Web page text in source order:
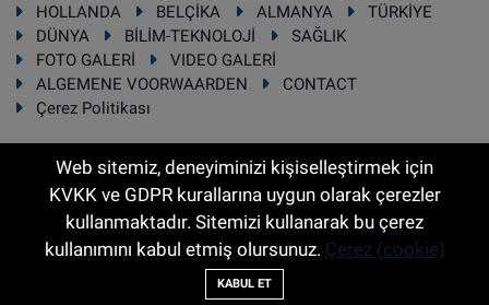
HOLLANDA BELÇİKA ALMANYA
TÜRKİYE
DÜNYA
BİLİM-TEKNOLOJİ
SAĞLIK
FOTO GALERİ
VIDEO GALERİ
ALGEMENE VOORWAARDEN
CONTACT
Çerez Politikası
RSS Copyright © 2025 Sonhaber.eu Her hakkı saklıdır.
Haber Yazılımı:TE Bilişim
Web sitemiz, deneyiminizi kişiselleştirmek için
KVKK ve GDPR kurallarına uygun olarak çerezler
kullanmaktadır. Sitemizi kullanarak bu çerez
kullanımını kabul etmiş olursunuz. Çerez (cookie)
KABUL ET